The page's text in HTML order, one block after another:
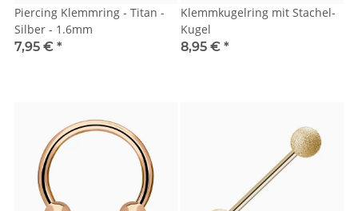
Piercing Klemmring - Titan -
Silber - 1.6mm
7,95 € *
Klemmkugelring mit Stachel-
Kugel
8,95 € *